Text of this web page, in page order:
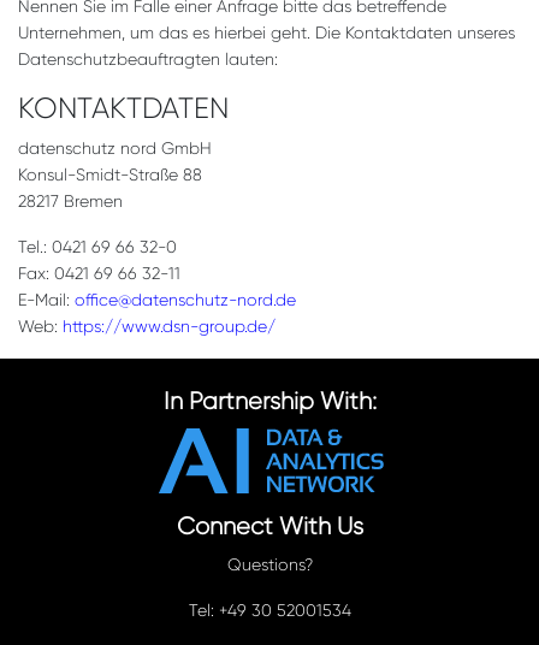
Nennen Sie im Falle einer Anfrage bitte das betreffende
Unternehmen, um das es hierbei geht. Die Kontaktdaten unseres
Datenschutzbeauftragten lauten:
KONTAKTDATEN
datenschutz nord GmbH
Konsul-Smidt-Straße 88
28217 Bremen
Tel.: 0421 69 66 32-0
Fax: 0421 69 66 32-11
E-Mail: office@datenschutz-nord.de
Web: https://www.dsn-group.de/
In Partnership With:
Connect With Us
Questions?
Tel: +49 30 52001534